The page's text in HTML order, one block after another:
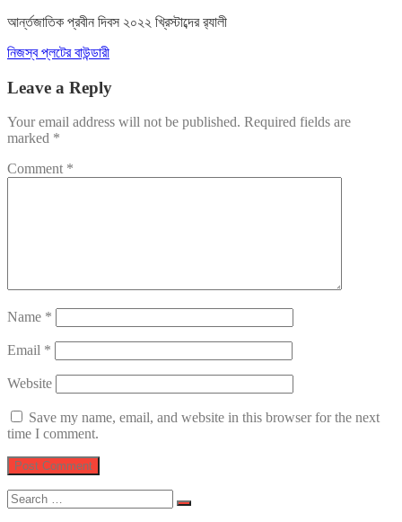
আর্ন্তজাতিক প্রবীন দিবস ২০২২ খ্রিস্টাব্দের র‌্যালী
Post
navigation
নিজস্ব প্লটের বাউন্ডারী
Leave a Reply
Your email address will not be published. Required fields are
marked *
Comment *
Name *
Email *
Website
Save my name, email, and website in this browser for the next
time I comment.
Search
for:
Search